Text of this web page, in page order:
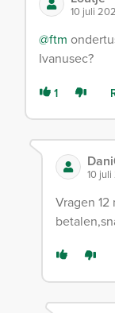
10 juli
@ftm
Ivanusec?
1
10 juli
Vragen